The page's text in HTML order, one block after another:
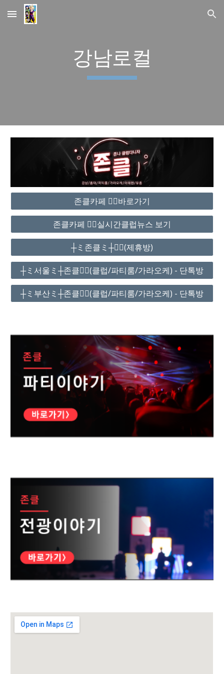
Skip to main content Skip to navigation
강남로컬
존클카페 ❤️‍🔥바로가기
존클카페 ❤️‍🔥실시간클럽뉴스 보기
┼ミ존클ミ┼❤️‍🔥(제휴방)
┼ミ서울ミ┼존클❤️‍🔥(클럽/파티룸/가라오케) - 단톡방
┼ミ부산ミ┼존클❤️‍🔥(클럽/파티룸/가라오케) - 단톡방